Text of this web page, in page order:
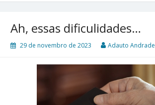
Ah, essas dificulidades…
29 de novembro de 2023 Adauto Andrade